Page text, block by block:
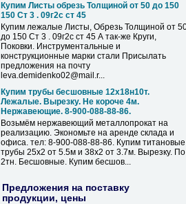
Купим Листы обрезь Толщиной от 50 до 150
150 Ст 3 . 09г2с ст 45
Купим лежалые Листы, Обрезь Толщиной от
до 150 Ст 3 . 09г2с ст 45 А так-же Круги,
Поковки. Инструментальные и
конструкционные марки стали Присылать
предложения на почту
leva.demidenko02@mail.r...
Купим трубы бесшовные 12х18н10т.
Лежалые. Вырезку. Не короче 4м.
Нержавеющие. 8-900-088-88-86.
Возьмём нержавеющий металлопрокат на
реализацию. Экономьте на аренде склада и
офиса. тел: 8-900-088-88-86. Купим титановые
трубы 25х2 от 5.5м и 38х2 от 3.7м. Вырезку. По
2тн. Бесшовные. Купим бесшов...
Предложения на поставку
продукции, цены